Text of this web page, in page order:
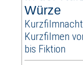
Würze
Kurzfilmen
bis Fiktion